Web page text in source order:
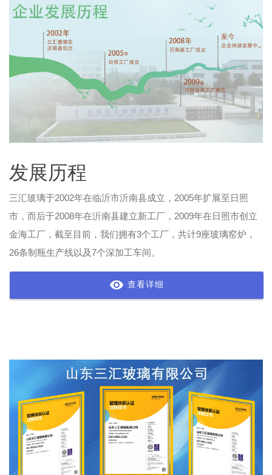
发展历程
三汇玻璃于2002年在临沂市沂南县成立，2005年扩展至日照
市，而后于2008年在沂南县建立新工厂，2009年在日照市创立
金海工厂，截至目前，我们拥有3个工厂，共计9座玻璃窑炉，
26条制瓶生产线以及7个深加工车间。
查看详细